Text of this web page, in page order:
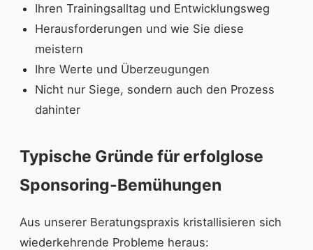
Ihren Trainingsalltag und Entwicklungsweg
Herausforderungen und wie Sie diese
meistern
Ihre Werte und Überzeugungen
Nicht nur Siege, sondern auch den Prozess
dahinter
Typische Gründe für erfolglose
Sponsoring-Bemühungen
Aus unserer Beratungspraxis kristallisieren sich
wiederkehrende Probleme heraus: